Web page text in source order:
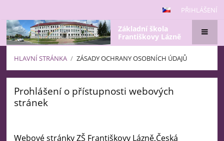
PŘIHLÁŠENÍ
Základní škola
Františkovy Lázně
HLAVNÍ STRÁNKA / ZÁSADY OCHRANY OSOBNÍCH ÚDAJŮ
Zásady
ochrany
osobních
Prohlášení o přístupnosti webových
stránek
Webové stránky ZŠ Františkovy Lázně,Česká